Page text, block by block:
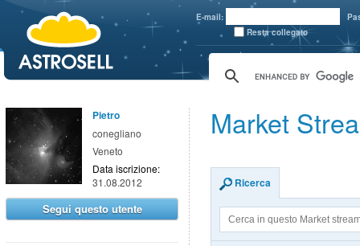
E-mail:
Resta collegato
Pietro
conegliano
Veneto
Data iscrizione:
31.08.2012
Segui questo utente
Market
Ricerca